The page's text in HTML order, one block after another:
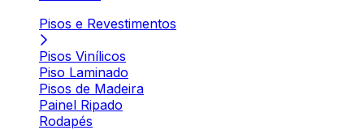
Pisos e Revestimentos
Pisos Vinílicos
Piso Laminado
Pisos de Madeira
Painel Ripado
Rodapés